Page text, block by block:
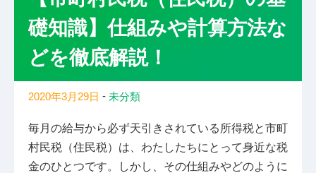
礎知識】仕組みや計算方法な
どを徹底解説！
2020年3月29日 - 未分類
毎月の給与から必ず天引きされている所得税と市町
村民税（住民税）は、わたしたちにとって身近な税
金のひとつです。しかし、その仕組みやどのように